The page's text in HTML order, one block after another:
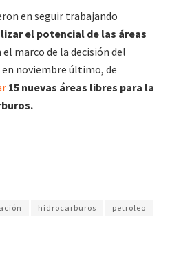
en seguir trabajando
el potencial de las áreas
el marco de la decisión del
noviembre último, de
15 nuevas áreas libres para la
hidrocarburos
petroleo